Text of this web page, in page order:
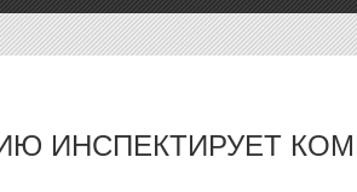
ИНСПЕКТИРУЕТ